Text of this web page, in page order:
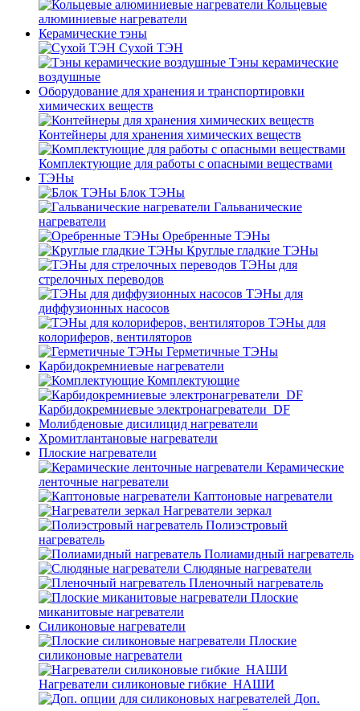
Кольцевые
алюминиевые нагреватели
Керамические тэны
Сухой ТЭН
Тэны керамические
воздушные
Оборудование для хранения и транспортировки
химических веществ
Контейнеры для хранения химических веществ
Комплектующие для работы с опасными веществами
ТЭНы
Блок ТЭНы
Гальванические
нагреватели
Оребренные ТЭНы
Круглые гладкие ТЭНы
ТЭНы для
стрелочных переводов
ТЭНы для
диффузионных насосов
ТЭНы для
колориферов, вентиляторов
Герметичные ТЭНы
Карбидокремниевые нагреватели
Комплектующие
Карбидокремниевые электронагреватели_DF
Молибденовые дисилицид нагреватели
Хромитлантановые нагреватели
Плоские нагреватели
Керамические
ленточные нагреватели
Каптоновые нагреватели
Нагреватели зеркал
Полиэстровый
нагреватель
Полиамидный нагреватель
Слюдяные нагреватели
Пленочный нагреватель
Плоские
миканитовые нагреватели
Силиконовые нагреватели
Плоские
силиконовые нагреватели
Нагреватели силиконовые гибкие_НАШИ
Доп.